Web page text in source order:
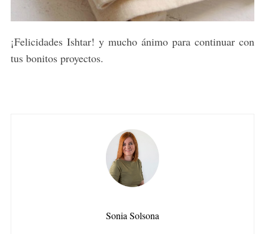
¡Felicidades Ishtar! y mucho ánimo para continuar con
tus bonitos proyectos.
Sonia Solsona